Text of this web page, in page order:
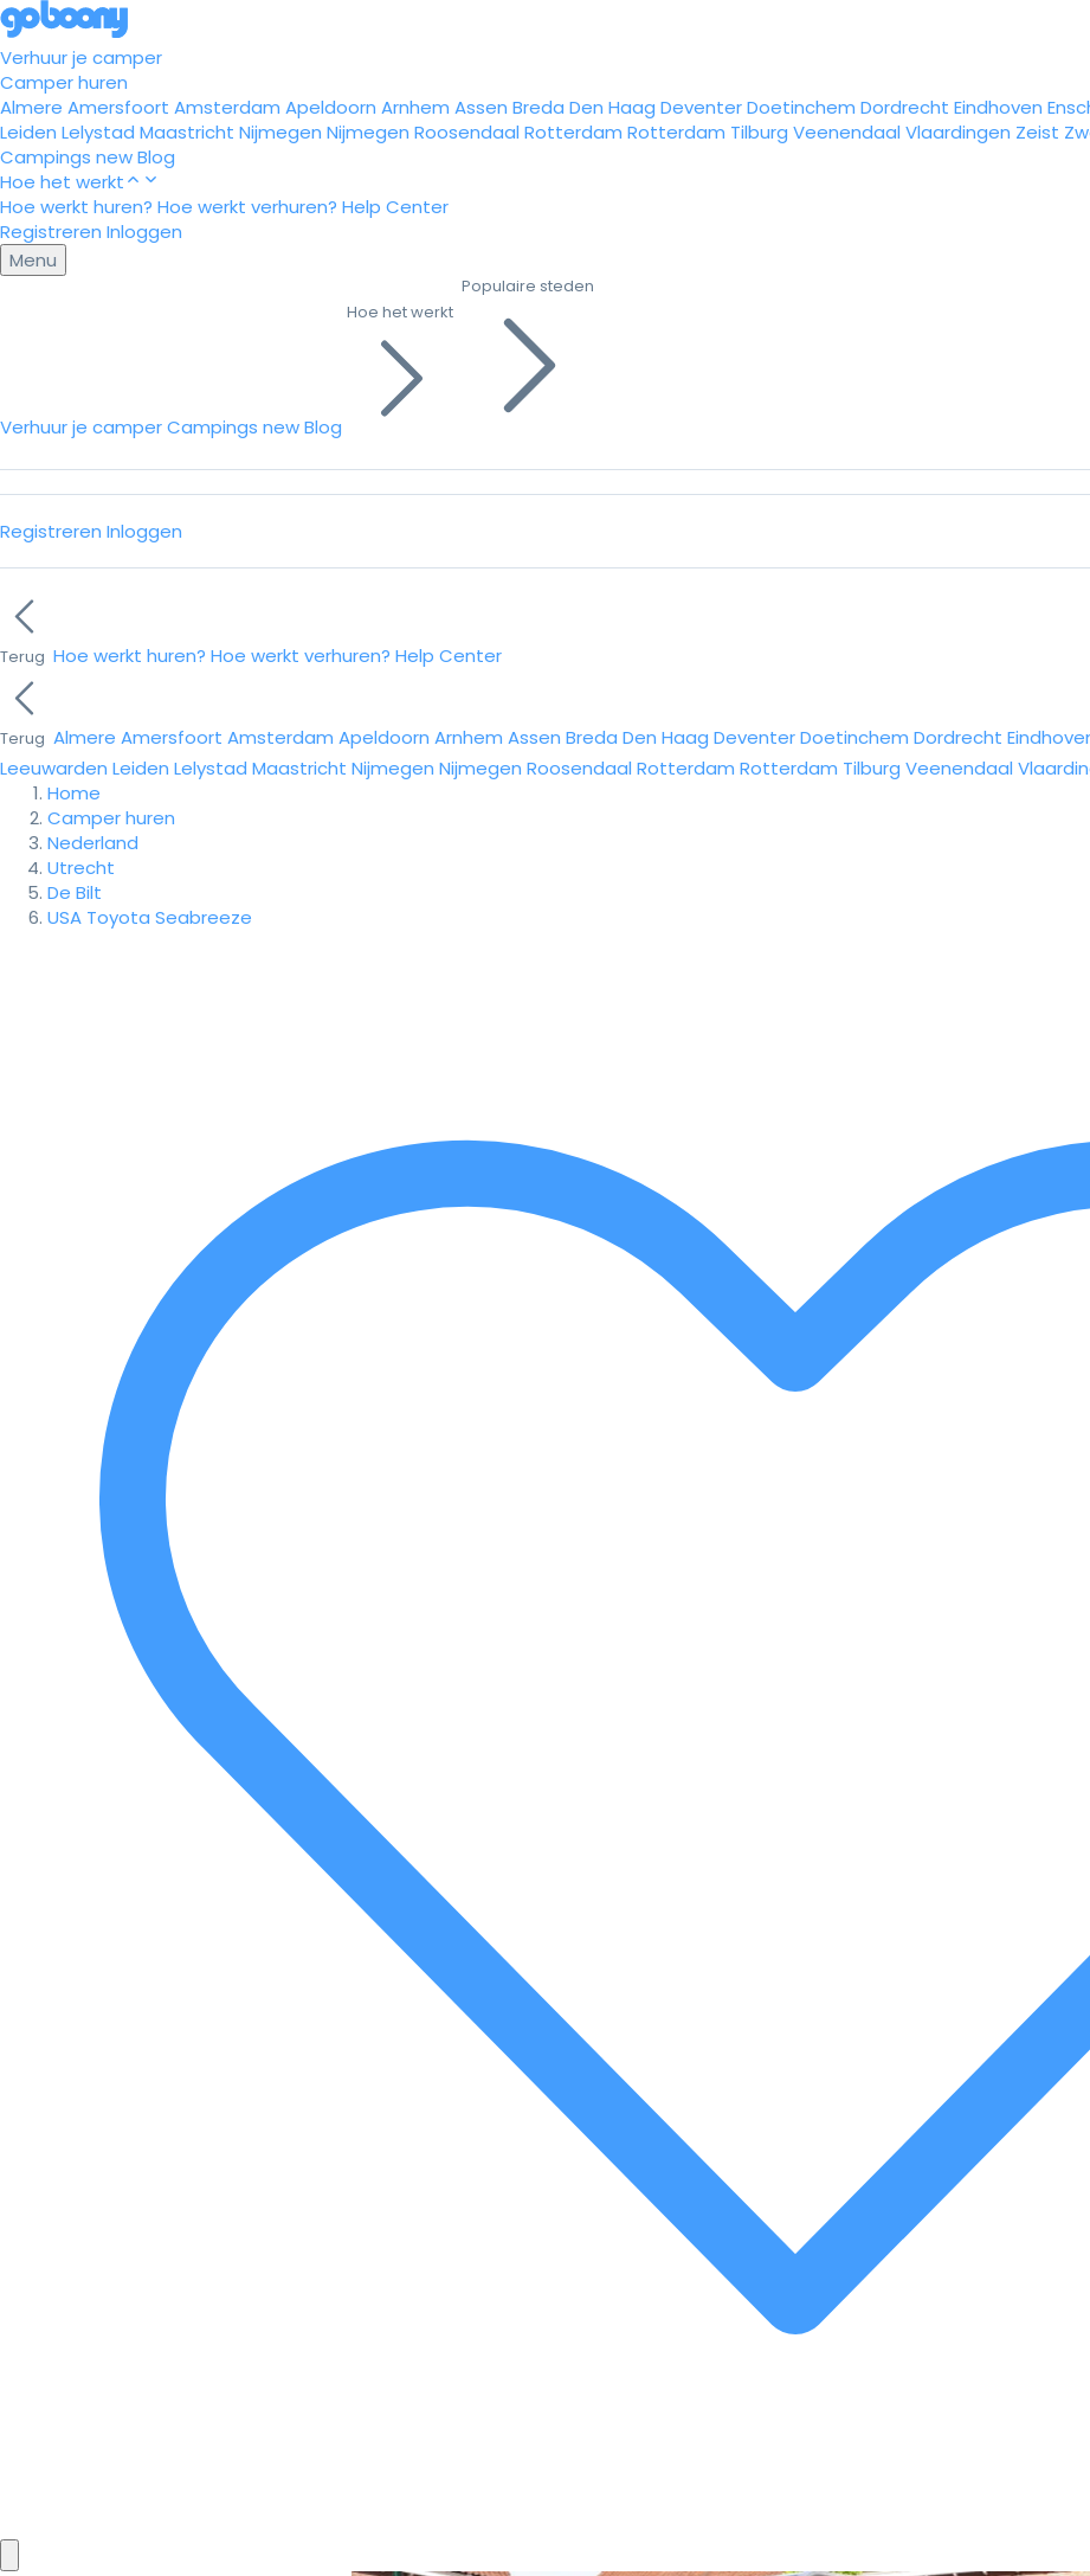
Verhuur je camper
Camper huren
Almere Amersfoort Amsterdam Apeldoorn Arnhem Assen Breda Den Haag DeventerDoetinchem Dordrecht Eindhoven
Leiden Lelystad Maastricht Nijmegen Nijmegen Roosendaal Rotterdam Rotterdam Tilburg Veenendaal Vlaardingen Zeist
Campings newBlog
Hoe het werkt
Hoe werkt huren? Hoe werkt verhuren? Help Center
Registreren Inloggen
Menu
Verhuur je camperCampings newBlog
Hoe het werkt
Populaire steden
Registreren Inloggen
Terug Hoe werkt huren? Hoe werkt verhuren? Help Center
Terug Almere Amersfoort Amsterdam Apeldoorn Arnhem Assen Breda Den Haag DeventerDoetinchem Dordrecht
Leeuwarden Leiden Lelystad Maastricht Nijmegen Nijmegen Roosendaal Rotterdam Rotterdam Tilburg Veenendaal
Home
Camper huren
Nederland
Utrecht
De Bilt
USA Toyota Seabreeze